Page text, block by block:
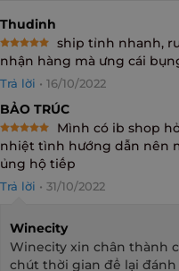
Thudinh
Rated5
out of 5
ship tỉnh nhanh,
nhận hàng mà ưng cái
Trả lời • 16/10/2022
BẢO TRÚC
Rated5
out of 5
Mình có ib shop
nhiệt tình hướng dẫn nên
ủng hộ tiếp
Trả lời • 31/10/2022
Winecity
Winecity xin chân thành
chút thời gian để lại